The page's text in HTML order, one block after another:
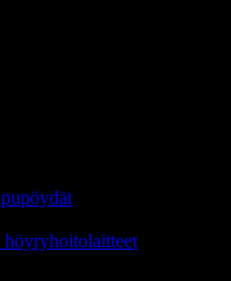
höyryhoitolaitteet